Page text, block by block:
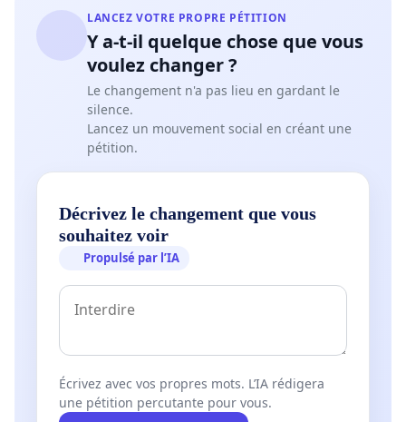
LANCEZ VOTRE PROPRE PÉTITION
Y a-t-il quelque chose que vous
voulez changer ?
Le changement n'a pas lieu en gardant le
silence.
Lancez un mouvement social en créant une
pétition.
Décrivez le changement que vous
souhaitez voir
Propulsé par l’IA
Écrivez avec vos propres mots. L’IA rédigera
une pétition percutante pour vous.